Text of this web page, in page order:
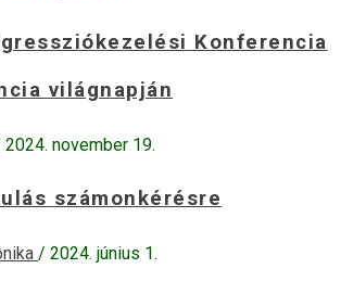
Konferencia
világnapján
2024. november 19.
számonkérésre
/ 2024. június 1.